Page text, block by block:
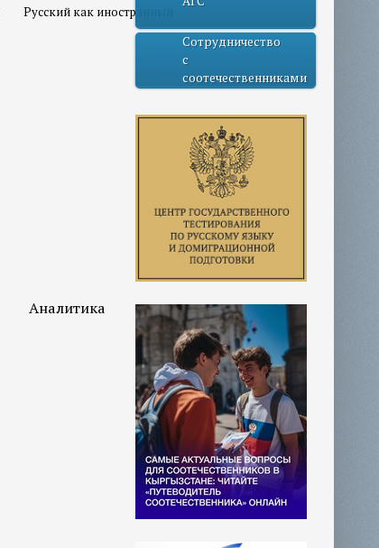
Русский как иностранный
Аналитика
Сотрудничество
с
соотечественниками